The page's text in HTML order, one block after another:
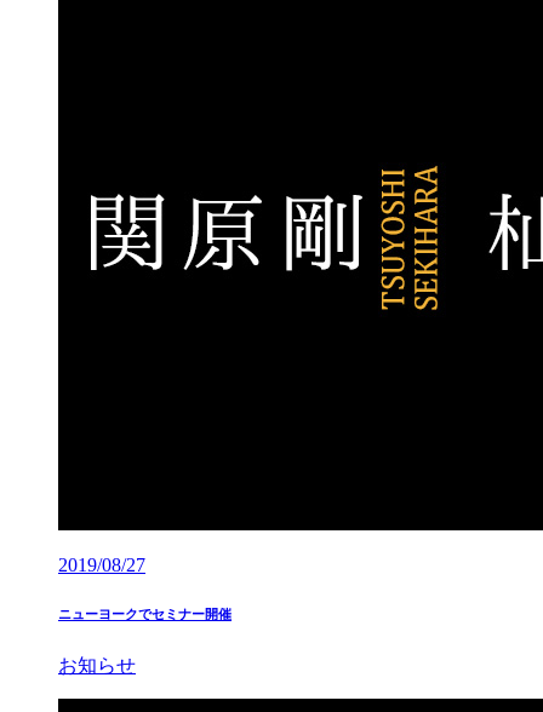
2019/08/27
ニューヨークでセミナー開催
お知らせ